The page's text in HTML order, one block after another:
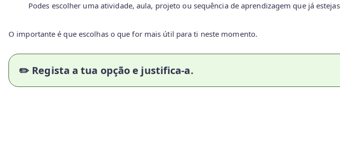
Podes escolher uma atividade, aula, projeto ou sequência de aprendizagem que já
O importante é que escolhas o que for mais útil para ti neste momento.
✏️ Regista a tua opção e justifica-a.